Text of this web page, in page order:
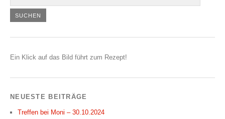
Ein Klick auf das Bild führt zum Rezept!
NEUESTE BEITRÄGE
Treffen bei Moni – 30.10.2024